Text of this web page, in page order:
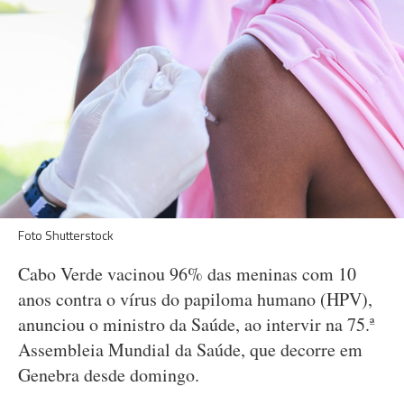
Foto Shutterstock
Cabo Verde vacinou 96% das meninas com 10
anos contra o vírus do papiloma humano (HPV),
anunciou o ministro da Saúde, ao intervir na 75.ª
Assembleia Mundial da Saúde, que decorre em
Genebra desde domingo.